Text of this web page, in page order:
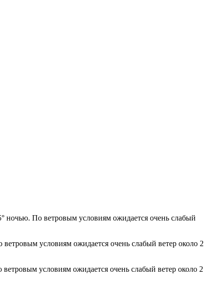
ночью. По ветровым условиям ожидается очень слабый
условиям ожидается очень слабый ветер около 2
условиям ожидается очень слабый ветер около 2